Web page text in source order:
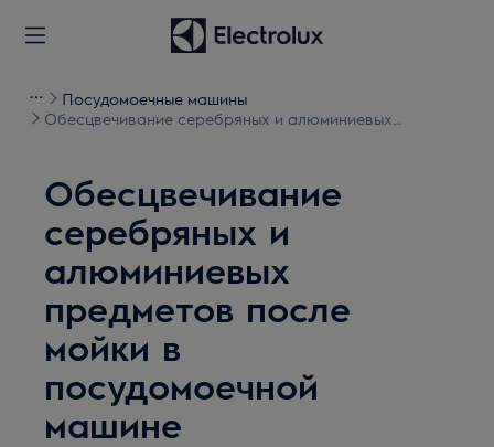
Посудомоечные машины
Обесцвечивание серебряных и алюминиевых
Обесцвечивание
серебряных и
алюминиевых
предметов после
мойки в
посудомоечной
машине